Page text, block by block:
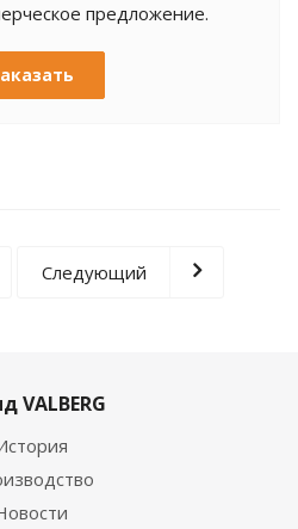
предложение.
Следующий
VALBERG